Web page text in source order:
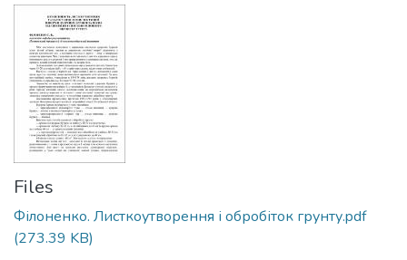
Files
Філоненко. Листкоутворення і обробіток грунту.pdf
(273.39 KB)